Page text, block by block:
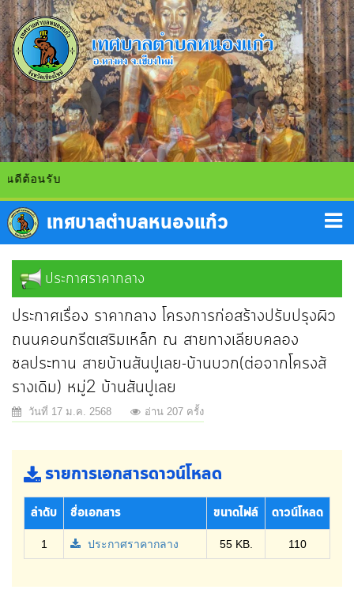
ดีต้อนรับ
ประกาศราคากลาง
ประกาศเรื่อง ราคากลาง โครงการก่อสร้างปรับปรุงผิว
ถนนคอนกรีตเสริมเหล็ก ณ สายทางเลียบคลอง
ชลประทาน สายบ้านสันปูเลย-บ้านบวก(ต่อจากโครงส้
รางเดิม) หมู่2 บ้านสันปูเลย
วันที่ 17 ม.ค. 2568 อ่าน 207 ครั้ง
รายการเอกสารดาวน์โหลด
ลำดับ ชื่อเอกสาร ขนาดไฟล์ ดาวน์โหลด
1 ประกาศราคากลาง 55 KB. 110